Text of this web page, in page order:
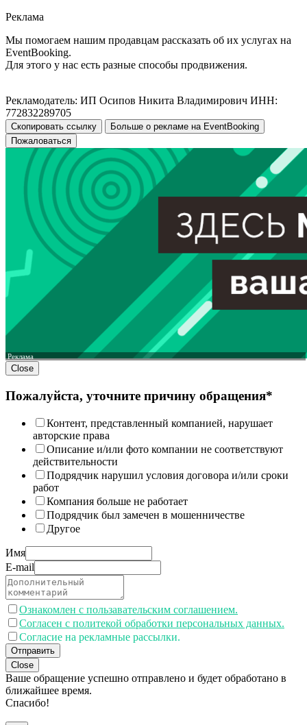
Реклама
Мы помогаем нашим продавцам рассказать об их услугах на
EventBooking.
Для этого у нас есть разные способы продвижения.
Рекламодатель: ИП Осипов Никита Владимирович ИНН:
772832289705
Скопировать ссылку
Больше о рекламе на EventBooking
Пожаловаться
Реклама
Close
Пожалуйста, уточните причину обращения*
Контент, представленный компанией, нарушает
авторские права
Описание и/или фото компании не соответствуют
действительности
Подрядчик нарушил условия договора и/или сроки
работ
Компания больше не работает
Подрядчик был замечен в мошенничестве
Другое
Имя
E-mail
Ознакомлен с пользавательским соглашением.
Согласен с политекой обработки персональных данных.
Согласие на рекламные рассылки.
Отправить
Close
Ваше обращение успешно отправлено и будет обработано в
ближайшее время.
Спасибо!